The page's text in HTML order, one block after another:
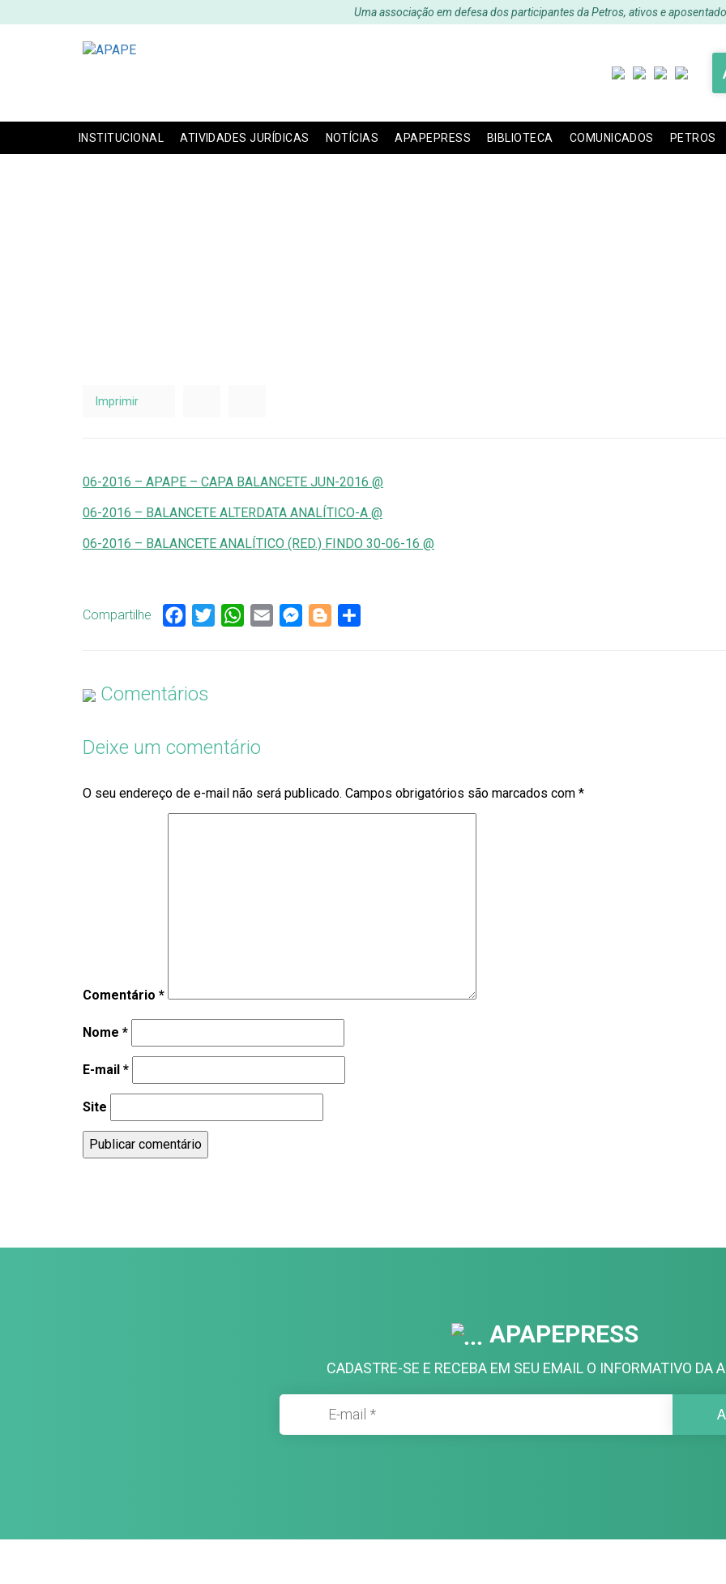
Uma associação em defesa dos participantes da Petros, ativos e
INSTITUCIONAL ATIVIDADES JURÍDICAS NOTÍCIAS APAPEPRESS BIBLIOTECA COMUNICADOS PETROS
Imprimir
06-2016 – APAPE – CAPA BALANCETE JUN-2016 @
06-2016 – BALANCETE ALTERDATA ANALÍTICO-A @
06-2016 – BALANCETE ANALÍTICO (RED.) FINDO 30-06-16 @
Compartilhe Facebook
TwitterWhatsApp
Email Messenger
Blogger
Comentários
Deixe um comentário
O seu endereço de e-mail não será publicado. Campos obrigatórios são marcados com *
Comentário *
Nome *
E-mail *
Site
APAPEPRESS
CADASTRE-SE E RECEBA EM SEU EMAIL O INFORMATIVO DA